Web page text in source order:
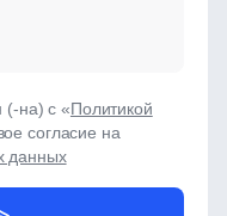
(-на) с «Политикой
согласие на
данных